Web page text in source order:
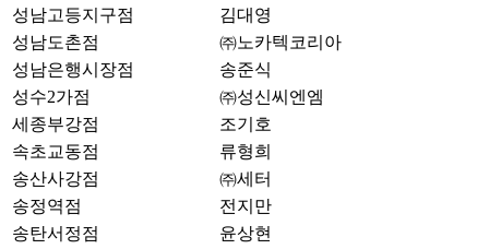
성남고등지구점
김대영
성남도촌점
㈜노카텍코리아
성남은행시장점
송준식
성수2가점
㈜성신씨엔엠
세종부강점
조기호
속초교동점
류형희
송산사강점
㈜세터
송정역점
전지만
송탄서정점
윤상현